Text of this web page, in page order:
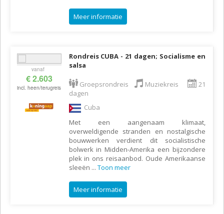
Meer informatie
vanaf
€ 2.603
incl. heen/terugreis
Rondreis CUBA - 21 dagen; Socialisme en
salsa
Groepsrondreis Muziekreis
21
dagen
Cuba
Met een aangenaam klimaat,
overweldigende stranden en nostalgische
bouwwerken verdient dit socialistische
bolwerk in Midden-Amerika een bijzondere
plek in ons reisaanbod. Oude Amerikaanse
sleeën ... Toon meer
Meer informatie